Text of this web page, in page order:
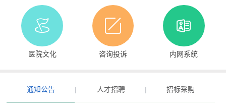
医院文化 咨询投诉 内网系统
通知公告 | 人才招聘 | 招标采购